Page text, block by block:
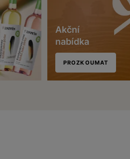
Akční
nabídka
PROZKOUMAT